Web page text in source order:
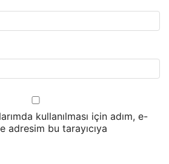
kullanılması için adım, e-
adresim bu tarayıcıya